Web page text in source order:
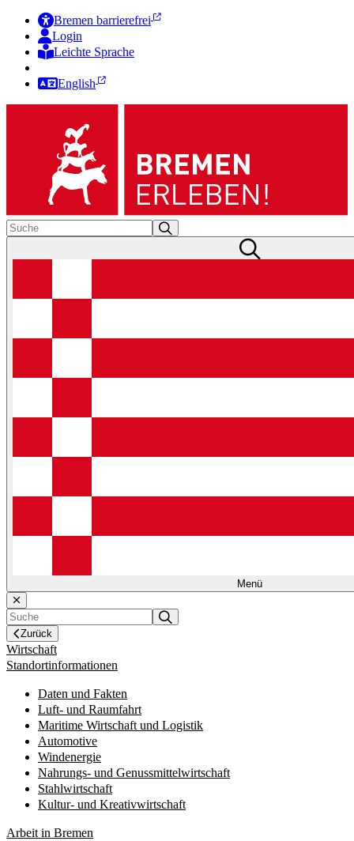
Bremen barrierefrei
Login
Leichte Sprache
English
Menü
Zurück
Wirtschaft
Standortinformationen
Daten und Fakten
Luft- und Raumfahrt
Maritime Wirtschaft und Logistik
Automotive
Windenergie
Nahrungs- und Genussmittelwirtschaft
Stahlwirtschaft
Kultur- und Kreativwirtschaft
Arbeit in Bremen